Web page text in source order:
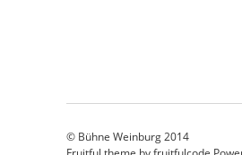
© Bühne Weinburg 2014